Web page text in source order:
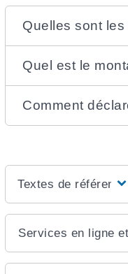
Quelles sont
Quel est le
Comment
Textes de référence
Services en ligne